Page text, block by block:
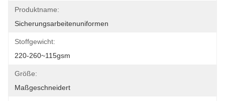
Produktname:
Sicherungsarbeitenuniformen
Stoffgewicht:
220-260~115gsm
Größe:
Maßgeschneidert